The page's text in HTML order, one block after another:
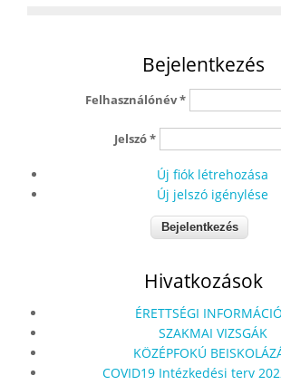
Bejelentkezés
Felhasználónév*
Jelszó*
Új fiók létrehozása
Új jelszó igénylése
Hivatkozások
ÉRETTSÉGI
SZAKMAI VIZSGÁK
KÖZÉPFOKÚ
COVID19 Intézkedési terv